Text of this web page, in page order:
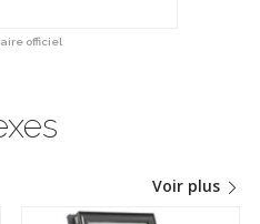
officiel
Voir plus